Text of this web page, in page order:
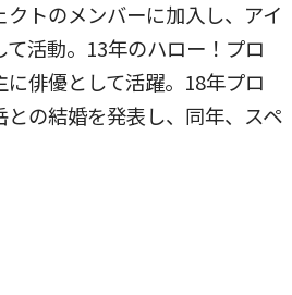
トのメンバーに加入し、アイ
て活動。13年のハロー！プロ
俳優として活躍。18年プロ
の結婚を発表し、同年、スペ